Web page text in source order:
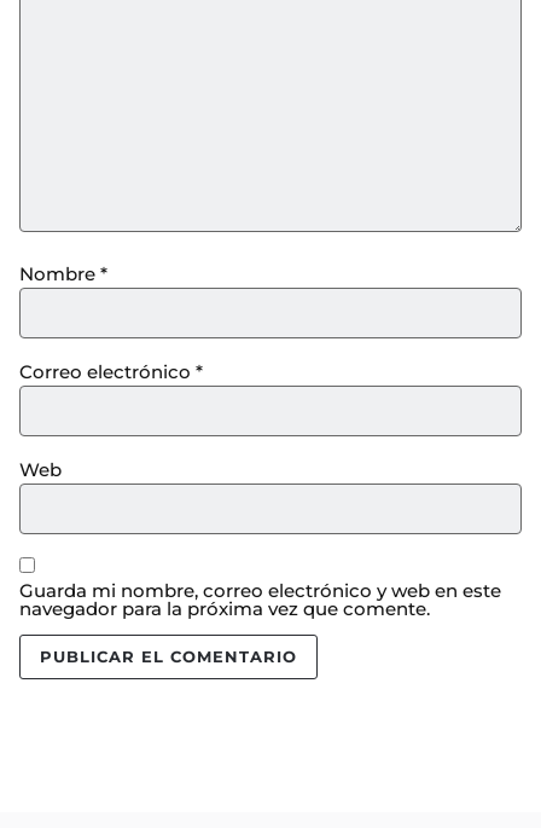
Nombre *
Correo electrónico *
Web
Guarda mi nombre, correo electrónico y web en este
navegador para la próxima vez que comente.